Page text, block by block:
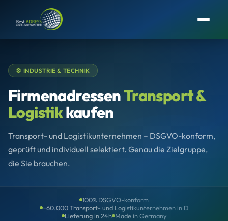
⚙️ INDUSTRIE & TECHNIK
FirmenadressenTransport &
Logistikkaufen
Transport- und Logistikunternehmen – DSGVO-konform,
geprüft und individuell selektiert. Genau die Zielgruppe,
die Sie brauchen.
100% DSGVO-konform
~60.000 Transport- und Logistikunternehmen in D
Lieferung in 24h Made in Germany